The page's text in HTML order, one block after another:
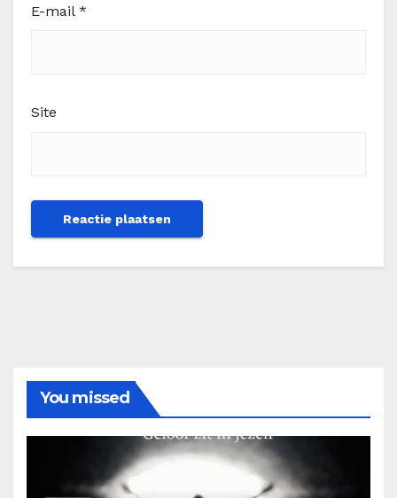
E-mail *
Site
You missed